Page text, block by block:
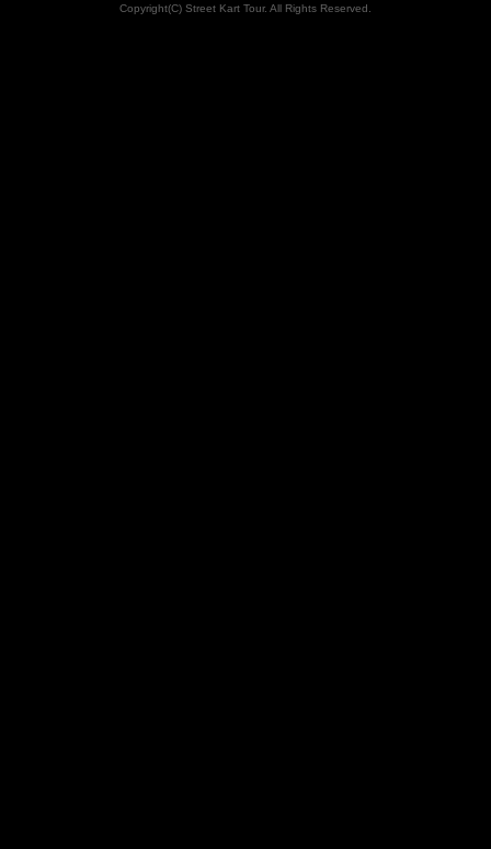
Copyright(C) Street Kart Tour. All Rights Reserved.